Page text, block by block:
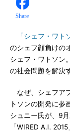
Share
「シェフ・ワト
のシェフ顔負けの
シェフ・ワトソン
の社会問題を解決
なぜ、シェフア
トソンの開発に参
シュニー氏が、9
「WIRED A.I.